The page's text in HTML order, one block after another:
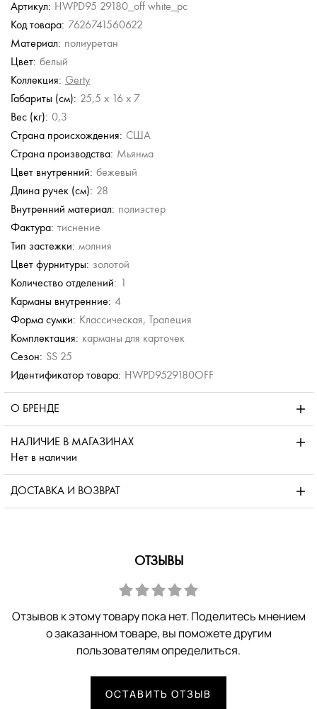
Сумка с
регулируемой ручкой
13 230 руб.
18 900 руб.
Кожаная сумка
6 392 руб.
15 980 руб.
Артикул: HWPD95 29180_off white_pc
Код товара: 7626741560622
Материал: полиуретан
Цвет: белый
Коллекция: Gerty
Габариты (см): 25,5 x 16 x 7
Вес (кг): 0,3
Страна происхождения: США
Страна производства: Мьянма
Цвет внутренний: бежевый
Длина ручек (см): 28
Внутренний материал: полиэстер
Фактура: тиснение
Тип застежки: молния
Цвет фурнитуры: золотой
Количество отделений: 1
Карманы внутренние: 4
Форма сумки: Классическая, Трапеция
Комплектация: карманы для карточек
Сезон: SS 25
Идентификатор товара: HWPD9529180OFF
О БРЕНДЕ
НАЛИЧИЕ В МАГАЗИНАХ
Нет в наличии
ДОСТАВКА И ВОЗВРАТ
ОТЗЫВЫ
Отзывов к этому товару пока нет. Поделитесь мнением
о заказанном товаре, вы поможете другим
пользователям определиться.
ОСТАВИТЬ ОТЗЫВ